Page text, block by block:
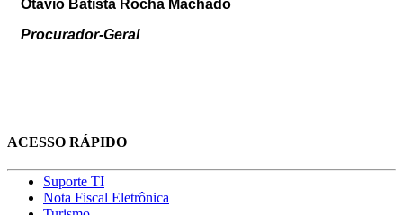
Otávio Batista Rocha Machado
Procurador-Geral
ACESSO RÁPIDO
Suporte TI
Nota Fiscal Eletrônica